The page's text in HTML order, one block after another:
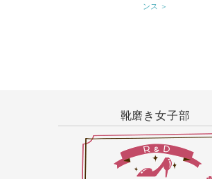
ンス ＞
靴磨き女子部